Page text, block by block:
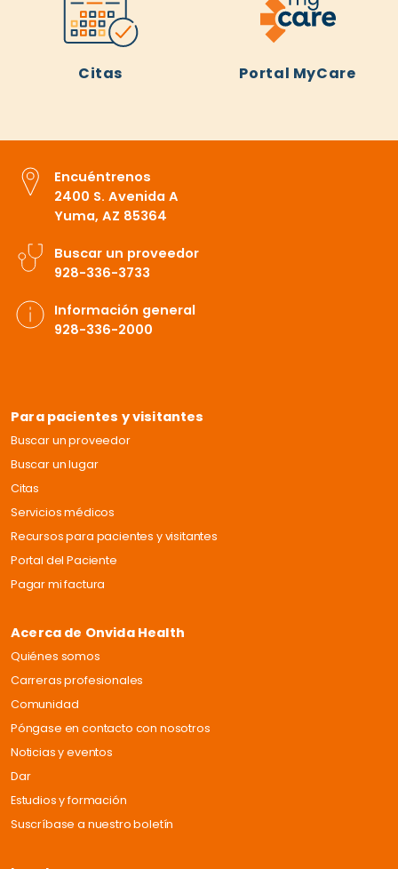
Citas Portal MyCare
Encuéntrenos
2400 S. Avenida A
Yuma, AZ 85364
Buscar un proveedor
928-336-3733
Información general
928-336-2000
Para pacientes y visitantes
Buscar un proveedor
Buscar un lugar
Citas
Servicios médicos
Recursos para pacientes y visitantes
Portal del Paciente
Pagar mi factura
Acerca de Onvida Health
Quiénes somos
Carreras profesionales
Comunidad
Póngase en contacto con nosotros
Noticias y eventos
Dar
Estudios y formación
Suscríbase a nuestro boletín